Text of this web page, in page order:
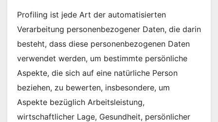
Profiling ist jede Art der automatisierten
Verarbeitung personenbezogener Daten, die darin
besteht, dass diese personenbezogenen Daten
verwendet werden, um bestimmte persönliche
Aspekte, die sich auf eine natürliche Person
beziehen, zu bewerten, insbesondere, um
Aspekte bezüglich Arbeitsleistung,
wirtschaftlicher Lage, Gesundheit, persönlicher